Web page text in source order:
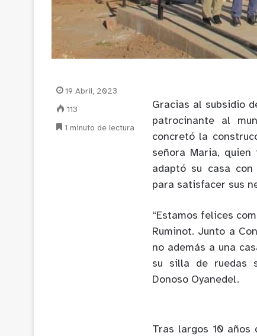
Gracias al subsidio
patrocinante al
concretó la
señora Maria,
adaptó su casa
para satisfacer sus
“Estamos felices
Ruminot. Junto a
no además a una
su silla de ruedas
Donoso Oyanedel.
Tras largos 10 años
19 Abril, 2023
113
1 minuto de lectura